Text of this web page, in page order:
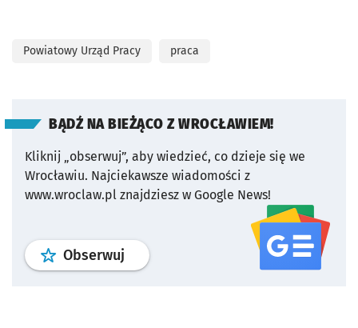
Powiatowy Urząd Pracy praca
BĄDŹ NA BIEŻĄCO Z WROCŁAWIEM!
Kliknij „obserwuj”, aby wiedzieć, co dzieje się we
Wrocławiu. Najciekawsze wiadomości z
www.wroclaw.pl znajdziesz w Google News!
Obserwuj profil serwisu